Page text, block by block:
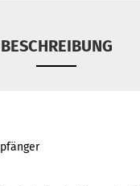
BESCHREIBUNG